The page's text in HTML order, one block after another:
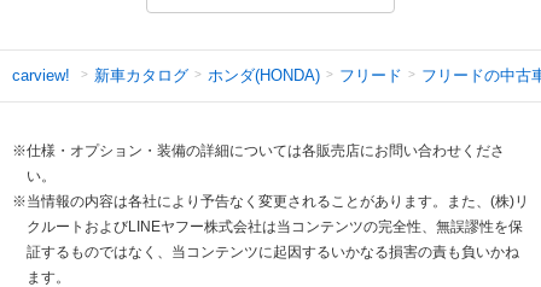
carview! 新車カタログ ホンダ(HONDA) フリード フリードの中古
※仕様・オプション・装備の詳細については各販売店にお問い合わせくださ
い。
※当情報の内容は各社により予告なく変更されることがあります。また、(株)リ
クルートおよびLINEヤフー株式会社は当コンテンツの完全性、無誤謬性を保
証するものではなく、当コンテンツに起因するいかなる損害の責も負いかね
ます。